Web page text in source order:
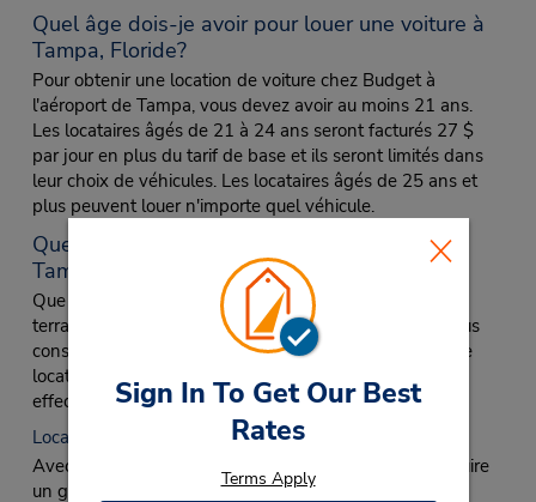
Sign In To Get Our Best
Rates
Terms Apply
Quel âge dois-je avoir pour louer une voiture à
Tampa, Floride?
Pour obtenir une location de voiture chez Budget à
l'aéroport de Tampa, vous devez avoir au moins 21 ans.
Les locataires âgés de 21 à 24 ans seront facturés 27 $
par jour en plus du tarif de base et ils seront limités dans
leur choix de véhicules. Les locataires âgés de 25 ans et
plus peuvent louer n'importe quel véhicule.
Quel est le meilleur type de voiture à louer à
Tampa?
Que vous vous rendiez à Tampa Bay, aux nombreux
terrains de golf, au centre des congrès ou que vous vous
consacriez au travail, Budget vous propose tout type de
location de voiture pour le type de voyage que vous
effectuez à Tampa.
Location de camionnettes
Avec une location de fourgonnette, vous pouvez conduire
un groupe de 12 ou 15 passagers au parc aquatique